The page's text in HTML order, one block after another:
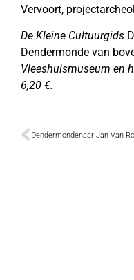
Vervoort,
De Kleine Cultuurgids
Dendermonde van
Vleeshuismuseum en
6,20 €.